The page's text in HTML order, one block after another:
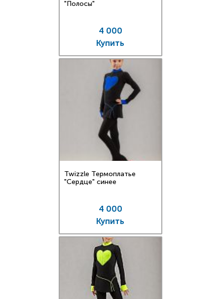
"Полосы"
4 000
Купить
Twizzle Термоплатье
"Сердце" синее
4 000
Купить